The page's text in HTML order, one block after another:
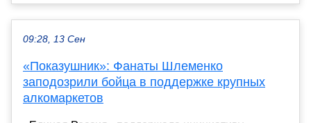
09:28, 13 Сен
«Показушник»: Фанаты Шлеменко
заподозрили бойца в поддержке крупных
алкомаркетов